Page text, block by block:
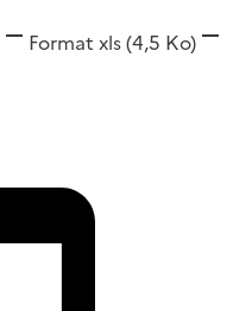
Format xls(4,5 Ko)